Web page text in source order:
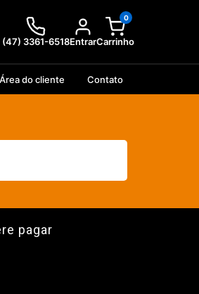
(47) 3361-6518Entrar
0
Carrinho
Área do cliente Contato
pagar